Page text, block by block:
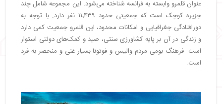
عنوان قلمرو وابسته به فرانسه شناخته می‌شود. این مجموعه شامل چند
جزیره کوچک است که جمعیتی حدود ۱۱٬۴۳۹ نفر دارد. با توجه به
دورافتادگی جغرافیایی و امکانات محدود، این قلمرو جمعیت کمی دارد
و زندگی در آن بر پایه کشاورزی سنتی، صید و کمک‌های دولتی استوار
است. فرهنگ بومی مردم والیس و فوتونا بسیار غنی و منحصر به فرد
است.